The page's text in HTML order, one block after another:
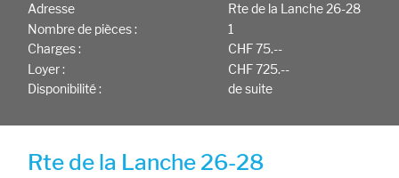
Adresse
Rte de la Lanche 26-28
Nombre de pièces :
1
Charges :
CHF 75.--
Loyer :
CHF 725.--
Disponibilité :
de suite
Rte de la Lanche 26-28